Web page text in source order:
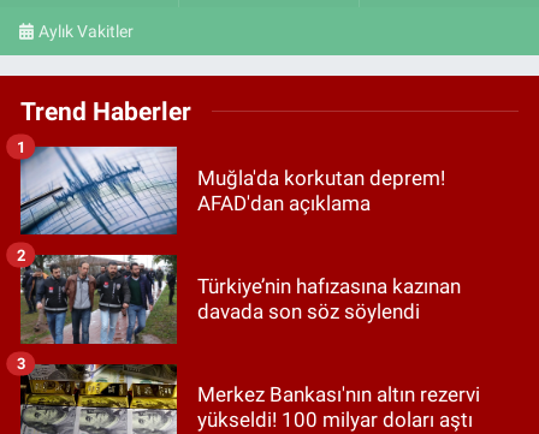
Aylık Vakitler
Trend Haberler
Muğla'da korkutan deprem!
AFAD'dan açıklama
1
Türkiye’nin hafızasına kazınan
davada son söz söylendi
2
Merkez Bankası'nın altın rezervi
yükseldi! 100 milyar doları aştı
3